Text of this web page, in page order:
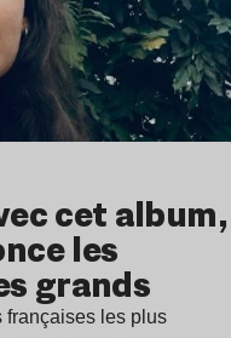
cet album,
les
grands
françaises les plus